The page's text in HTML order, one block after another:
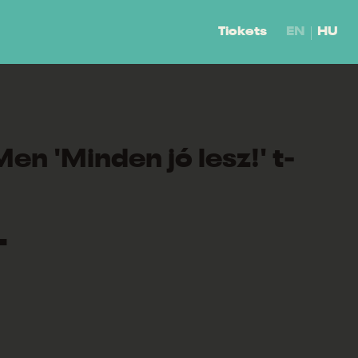
Tickets EN HU
'Minden jó lesz!' t-